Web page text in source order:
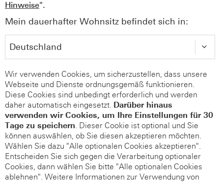
Hinweise".
Mein dauerhafter Wohnsitz befindet sich in:
Wir verwenden Cookies, um sicherzustellen, dass unsere
Webseite und Dienste ordnungsgemäß funktionieren.
Diese Cookies sind unbedingt erforderlich und werden
daher automatisch eingesetzt. Darüber hinaus
verwenden wir Cookies, um Ihre Einstellungen für 30
Tage zu speichern. Dieser Cookie ist optional und Sie
können auswählen, ob Sie diesen akzeptieren möchten.
Wählen Sie dazu "Alle optionalen Cookies akzeptieren".
Entscheiden Sie sich gegen die Verarbeitung optionaler
Cookies, dann wählen Sie bitte "Alle optionalen Cookies
ablehnen". Weitere Informationen zur Verwendung von